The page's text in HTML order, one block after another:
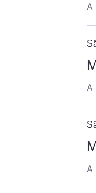
A
A
A